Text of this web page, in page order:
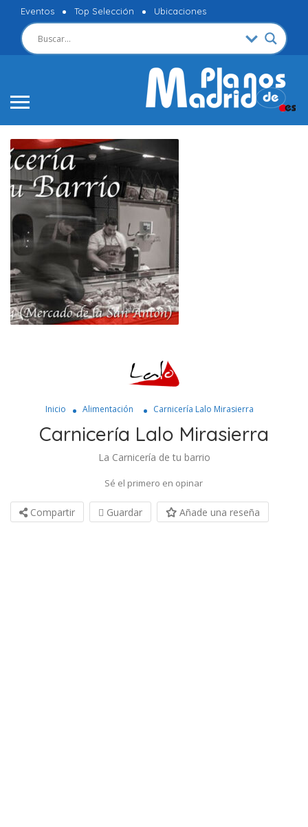
Eventos Top Selección Ubicaciones
Inicio Alimentación Carnicería Lalo Mirasierra
Carnicería Lalo Mirasierra
La Carnicería de tu barrio
Sé el primero en opinar
Compartir Guardar Añade una reseña